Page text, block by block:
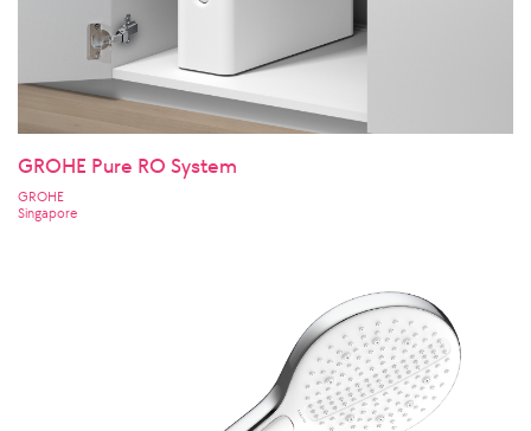
GROHE Pure RO System
GROHE
Singapore